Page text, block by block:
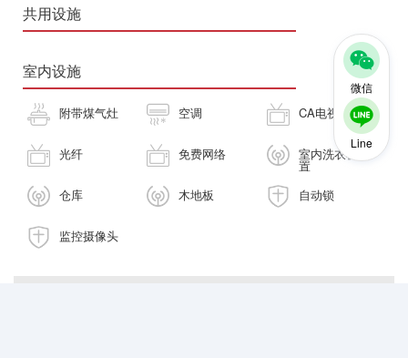
微信
Line
共用设施
室内设施
附带煤气灶 空调 CA电视
光纤 免费网络 室内洗衣机放
置
仓库
木地板 自动锁
监控摄像头